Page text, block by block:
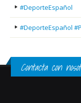
#DeporteEspañol
#DeporteEspañol
Contacta con